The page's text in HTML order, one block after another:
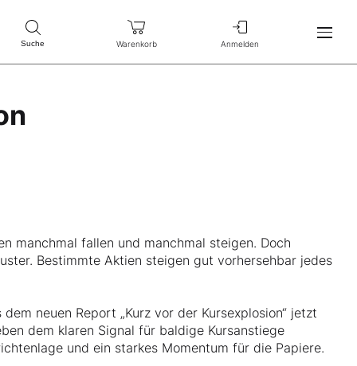
Suche Warenkorb Anmelden
manchmal fallen und manchmal steigen. Doch
Bestimmte Aktien steigen gut vorhersehbar jedes
neuen Report „Kurz vor der Kursexplosion“ jetzt
dem klaren Signal für baldige Kursanstiege
und ein starkes Momentum für die Papiere.